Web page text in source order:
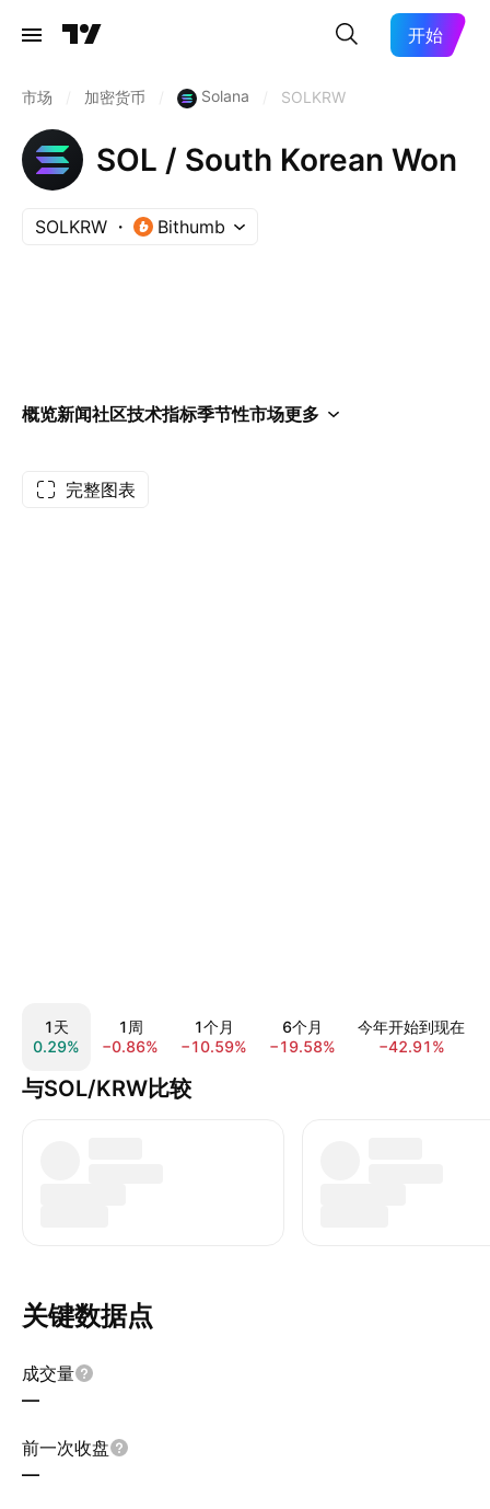
开始
市场 加密货币 Solana SOLKRW
SOL / South Korean Won
SOLKRW Bithumb
概览新闻社区技术指标季节性市场更多
完整图表
1天
0.29%
1周
−0.86%
1个月
−10.59%
6个月
−19.58%
今年开始到现在
−42.91%
与SOL/KRW比较
关键数据点
成交量
—
前一次收盘
—